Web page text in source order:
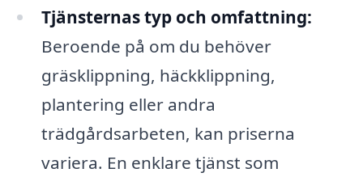
Tjänsternas typ och omfattning:
Beroende på om du behöver
gräsklippning, häckklippning,
plantering eller andra
trädgårdsarbeten, kan priserna
variera. En enklare tjänst som